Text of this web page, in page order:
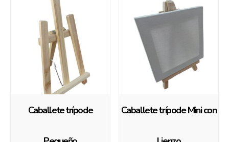
Caballete trípode Caballete trípode Mini con